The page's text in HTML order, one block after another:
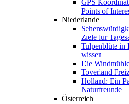
GPS
Points of
Niederlande
Ziele für
Tulpenblüte in
wissen
Die
Toverland
Holland: Ein
Naturfreunde
Österreich